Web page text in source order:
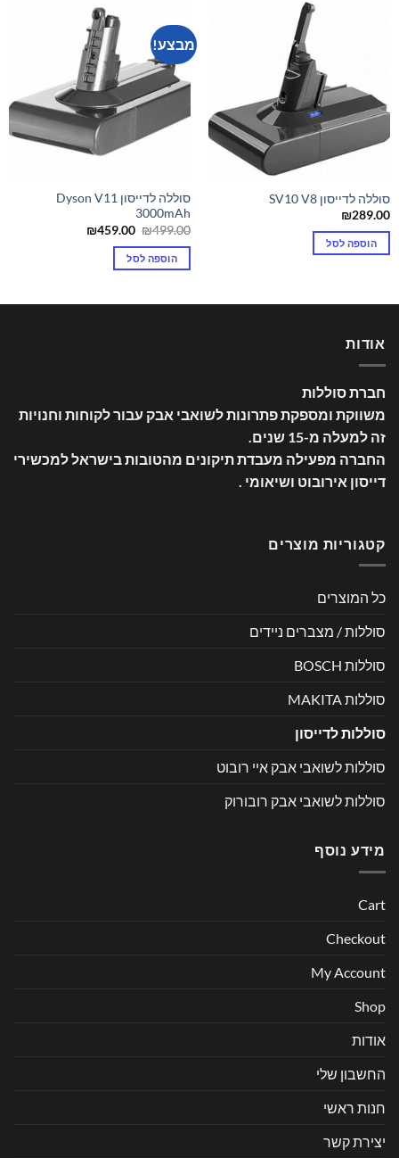
סוללה לדייסון SV10 V8
₪289.00
הוספה לסל
מבצע!
סוללה לדייסון Dyson V11
3000mAh
₪499.00
המחיר
היה:
₪499.00.
₪459.00
המחיר
הוספה לסל
אודות
חברת סוללות
משווקת ומספקת פתרונות לשואבי אבק עבור לקוחות וחנויות
זה למעלה מ-15 שנים
.
החברה מפעילה מעבדת תיקונים מהטובות בישראל למכשירי
דייסון אירובוט ושיאומי .
קטגוריות מוצרים
כל המוצרים
סוללות / מצברים ניידים
סוללות BOSCH
סוללות MAKITA
סוללות לדייסון
סוללות לשואבי אבק איי רובוט
סוללות לשואבי אבק רובורוק
מידע נוסף
Cart
Checkout
My Account
Shop
אודות
החשבון שלי
חנות ראשי
יצירת קשר